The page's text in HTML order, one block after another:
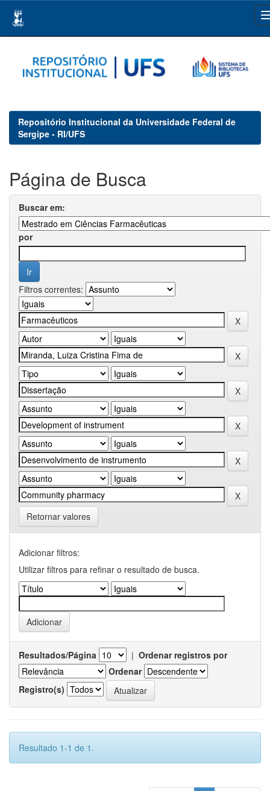
navigation
Repositório Institucional da Universidade Federal de
Sergipe - RI/UFS
Página de Busca
Buscar em:
por
Filtros correntes:
Retornar valores
Adicionar filtros:
Utilizar filtros para refinar o resultado de busca.
Resultados/Página | Ordenar registros por
Ordenar
Registro(s)
Resultado 1-1 de 1.